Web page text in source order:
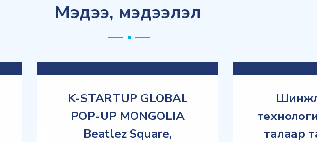
Мэдээ, мэдээлэл
K-STARTUP GLOBAL
POP-UP MONGOLIA
Beatlez Square,
талаар